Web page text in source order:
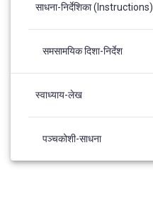
साधना-निर्देशिका (Instructions)
समसामयिक दिशा-निर्देश
स्वाध्याय-लेख
पञ्चकोशी-साधना